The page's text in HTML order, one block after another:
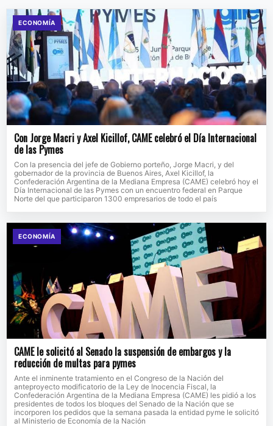
ECONOMÍA
Con Jorge Macri y Axel Kicillof, CAME celebró el Día Internacional
de las Pymes
Con la presencia del jefe de Gobierno porteño, Jorge Macri, y del
gobernador de la provincia de Buenos Aires, Axel Kicillof, la
Confederación Argentina de la Mediana Empresa (CAME) celebró hoy el
Día Internacional de las Pymes con un encuentro federal en Parque
Norte del que participaron 1300 empresarios de todo el país
ECONOMÍA
CAME le solicitó al Senado la suspensión de embargos y la
reducción de multas para pymes
Ante el inminente tratamiento en el Congreso de la Nación del
anteproyecto modificatorio de la Ley de Inocencia Fiscal, la
Confederación Argentina de la Mediana Empresa (CAME) les pidió a los
presidentes de todos los bloques del Senado de la Nación que se
incorporen los pedidos que la semana pasada la entidad pyme le solicitó
al Ministerio de Economía de la Nación